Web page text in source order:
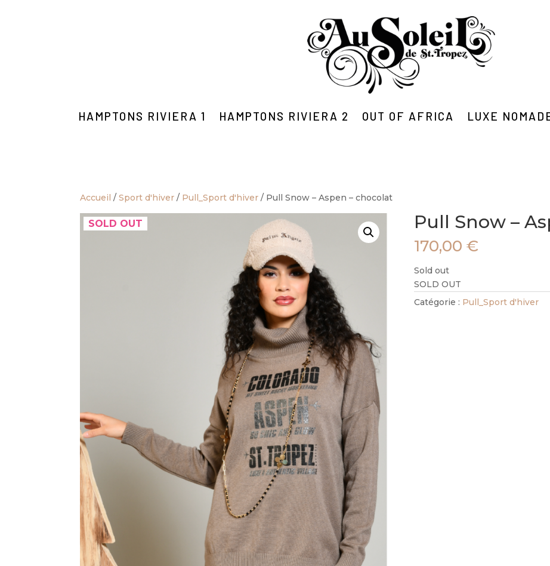
HAMPTONS RIVIERA 1 HAMPTONS RIVIERA 2 OUT OF AFRICA LUXE
Accueil /Sport d'hiver / Pull_Sport d'hiver / Pull Snow – Aspen – chocolat
SOLD OUT Pull Snow –
170,00 €
Sold out
SOLD OUT
Catégorie : Pull_Sport d'hiver